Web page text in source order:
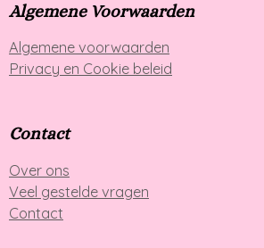
Algemene Voorwaarden
Algemene voorwaarden
Privacy en Cookie beleid
Contact
Over ons
Veel gestelde vragen
Contact